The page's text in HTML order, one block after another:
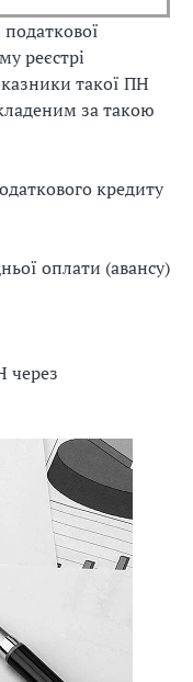
реєстрі
такої ПН
за такою
кредиту
оплати (авансу)
через